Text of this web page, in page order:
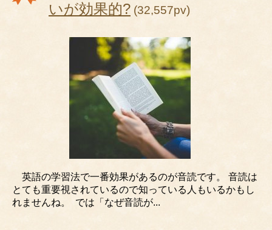
いが効果的? (32,557pv)
英語の学習法で一番効果があるのが⾳読です。 ⾳読は
とても重要視されているので知っている人もいるかもし
れませんね。 では「なぜ音読が...